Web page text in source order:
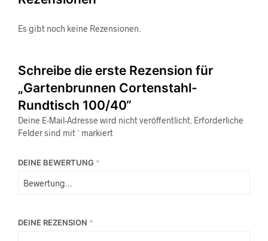
Es gibt noch keine Rezensionen.
Schreibe die erste Rezension für
„Gartenbrunnen Cortenstahl-
Rundtisch 100/40“
Deine E-Mail-Adresse wird nicht veröffentlicht. Erforderliche
Felder sind mit * markiert
DEINE BEWERTUNG *
DEINE REZENSION *